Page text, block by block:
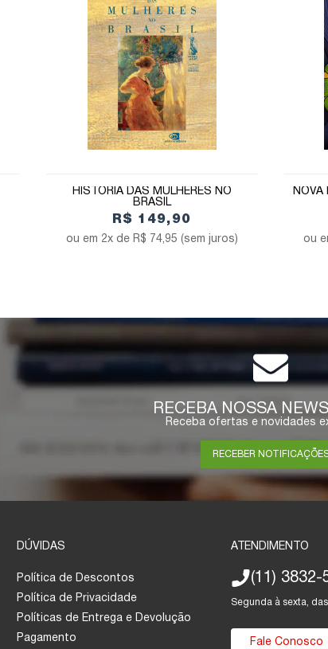
HISTÓRIA DAS MULHERES NO
BRASIL
R$ 149,90
2x de R$ 74,95 (sem juros)
NOVA
RECEBA NOSSA
Receba ofertas e novidades
RECEBER
DÚVIDAS
Política de Descontos
Política de Privacidade
Políticas de Entrega e Devolução
Pagamento
ATENDIMENTO
(11) 3832-
Segunda à sexta,
Fale Conosco